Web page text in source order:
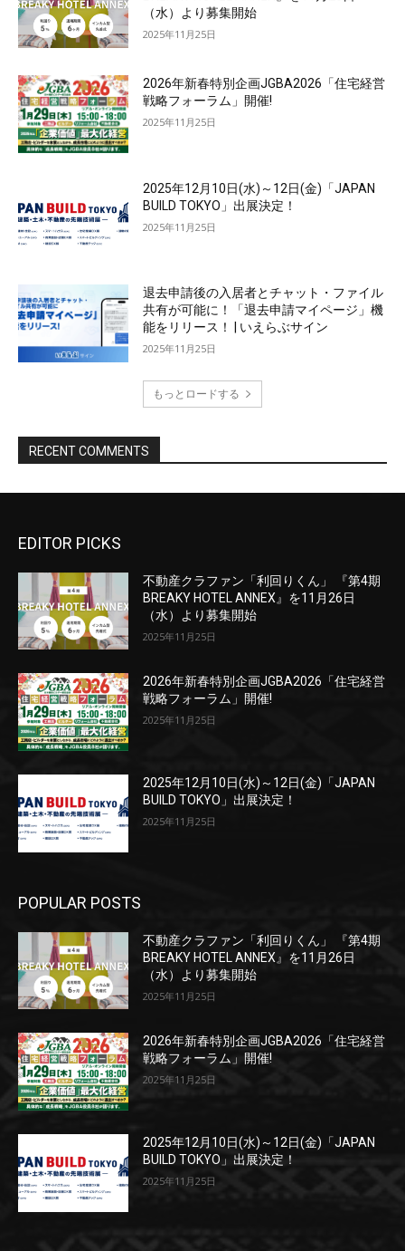
EDITOR PICKS
不動産クラファン「利回りくん」 『第4期
BREAKY HOTEL ANNEX』を11月26日
（水）より募集開始
2025年11月25日
2026年新春特別企画JGBA2026「住宅経営
戦略フォーラム」開催!
2025年11月25日
2025年12月10日(水)～12日(金)「JAPAN
BUILD TOKYO」出展決定！
2025年11月25日
POPULAR POSTS
不動産クラファン「利回りくん」 『第4期
BREAKY HOTEL ANNEX』を11月26日
（水）より募集開始
2025年11月25日
2026年新春特別企画JGBA2026「住宅経営
戦略フォーラム」開催!
2025年11月25日
2025年12月10日(水)～12日(金)「JAPAN
BUILD TOKYO」出展決定！
2025年11月25日